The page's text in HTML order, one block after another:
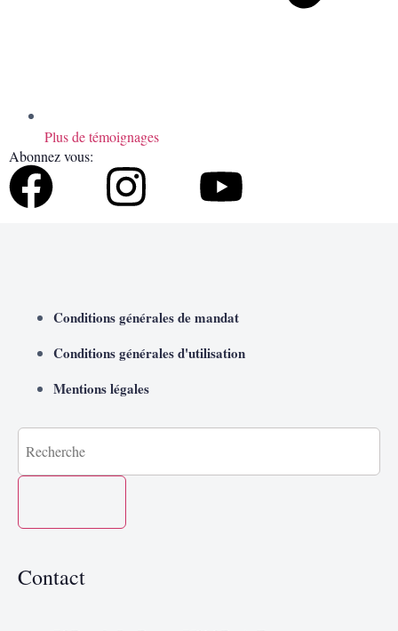
Plus de témoignages
Abonnez vous:
Conditions générales de mandat
Conditions générales d'utilisation
Mentions légales
Contact